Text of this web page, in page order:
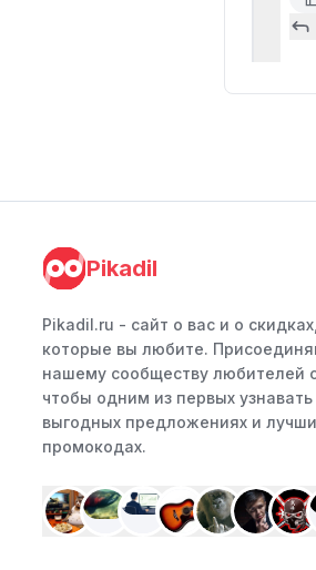
Pikadil
Pikadil.ru - cайт о вас и о скидках,
которые вы любите.
нашему сообществу любителей
чтобы одним из первых узнавать
выгодных предложениях и
промокодах.